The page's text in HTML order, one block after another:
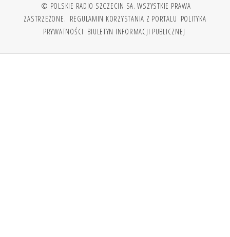
© POLSKIE RADIO SZCZECIN SA. WSZYSTKIE PRAWA
ZASTRZEŻONE. REGULAMIN KORZYSTANIA Z PORTALU POLITYKA
PRYWATNOŚCI BIULETYN INFORMACJI PUBLICZNEJ